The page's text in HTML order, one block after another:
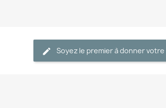
Soyez le premier à donner votre